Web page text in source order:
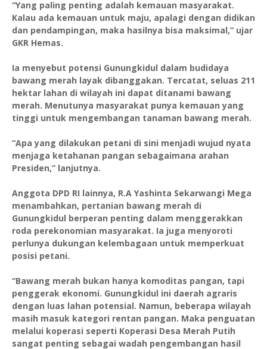
“Yang paling penting adalah kemauan masyarakat.
Kalau ada kemauan untuk maju, apalagi dengan didikan
dan pendampingan, maka hasilnya bisa maksimal,” ujar
GKR Hemas.
Ia menyebut potensi Gunungkidul dalam budidaya
bawang merah layak dibanggakan. Tercatat, seluas 211
hektar lahan di wilayah ini dapat ditanami bawang
merah. Menutunya masyarakat punya kemauan yang
tinggi untuk mengembangan tanaman bawang merah.
“Apa yang dilakukan petani di sini menjadi wujud nyata
menjaga ketahanan pangan sebagaimana arahan
Presiden,” lanjutnya.
Anggota DPD RI lainnya, R.A Yashinta Sekarwangi Mega
menambahkan, pertanian bawang merah di
Gunungkidul berperan penting dalam menggerakkan
roda perekonomian masyarakat. Ia juga menyoroti
perlunya dukungan kelembagaan untuk memperkuat
posisi petani.
“Bawang merah bukan hanya komoditas pangan, tapi
penggerak ekonomi. Gunungkidul ini daerah agraris
dengan luas lahan potensial. Namun, beberapa wilayah
masih masuk kategori rentan pangan. Maka penguatan
melalui koperasi seperti Koperasi Desa Merah Putih
sangat penting sebagai wadah pengembangan hasil